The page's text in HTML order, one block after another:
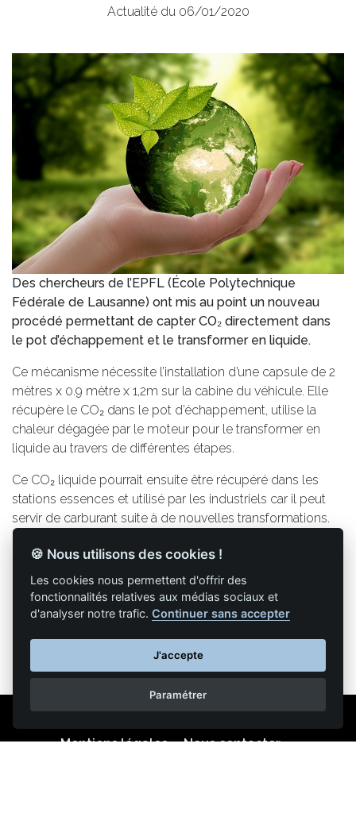
Actualité du 06/01/2020
Des chercheurs de l’EPFL (École Polytechnique
Fédérale de Lausanne) ont mis au point un nouveau
procédé permettant de capter CO₂ directement dans
le pot d’échappement et le transformer en liquide.
Ce mécanisme nécessite l’installation d’une capsule de 2
mètres x 0.9 mètre x 1,2m sur la cabine du véhicule. Elle
récupère le CO₂ dans le pot d’échappement, utilise la
chaleur dégagée par le moteur pour le transformer en
liquide au travers de différentes étapes.
Ce CO₂ liquide pourrait ensuite être récupéré dans les
stations essences et utilisé par les industriels car il peut
servir de carburant suite à de nouvelles transformations.
Retour à la liste des articles
Mentions légales
Nous contacter
🍪 Nous utilisons des cookies !
Les cookies nous permettent d'offrir des
fonctionnalités relatives aux médias sociaux et
d'analyser notre trafic.Continuer sans accepter
J'accepte
Paramétrer